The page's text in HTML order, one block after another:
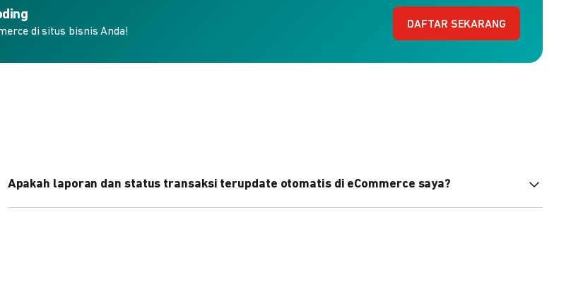
di situs bisnis Anda!
DAFTAR SEKARANG
Apakah laporan dan status transaksi terupdate otomatis di eCommerce saya?